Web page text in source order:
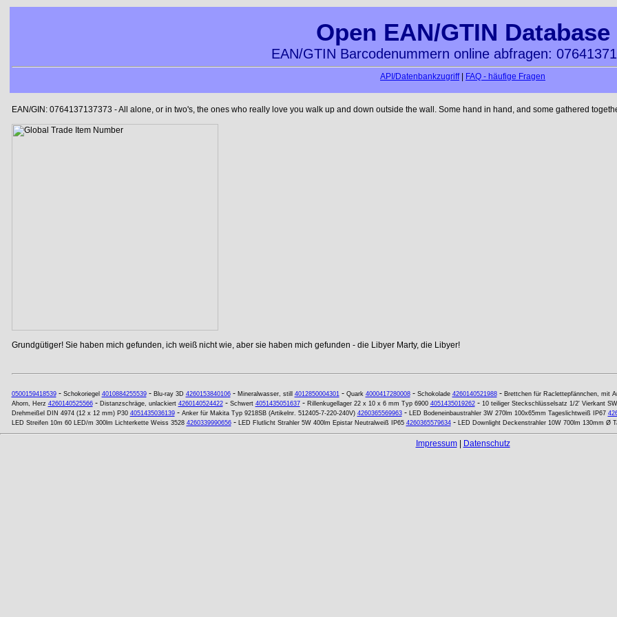
Open EAN/GTIN Database
EAN/GTIN Barcodenummern online abfragen:
API/Datenbankzugriff| FAQ - häufige Fragen
EAN/GIN: 0764137137373 - All alone, or in two's, the ones who really love you walk up and down outside the wall. Some hand in hand, and some gathered
Grundgütiger! Sie haben mich gefunden, ich weiß nicht wie, aber sie haben mich gefunden - die Libyer Marty, die Libyer!
0500159418539- Schokoriegel 4010884255539- Blu-ray 3D 4260153840106- Mineralwasser, still 4012850004301- Quark 4000417280008- Schokolade 4260140521988- Brettchen für Raclettepfännchen, mit
Ahorn, Herz 4260140525566- Distanzschräge, unlackiert 4260140524422- Schwert 4051435051637- Rillenkugellager 22 x 10 x 6 mm Typ 6900 4051435019262- 10 teiliger Steckschlüsselsatz 1/2' Vierkant
Drehmeißel DIN 4974 (12 x 12 mm) P30 4051435036139- Anker für Makita Typ 9218SB (Artikelnr. 512405-7-220-240V) 4260365569963- LED Bodeneinbaustrahler 3W 270lm 100x65mm Tageslichtweiß IP67
LED Streifen 10m 60 LED/m 300lm Lichterkette Weiss 3528 4260339990656- LED Flutlicht Strahler 5W 400lm Epistar Neutralweiß IP65 4260365579634- LED Downlight Deckenstrahler 10W 700lm 130mm Ø
Impressum| Datenschutz